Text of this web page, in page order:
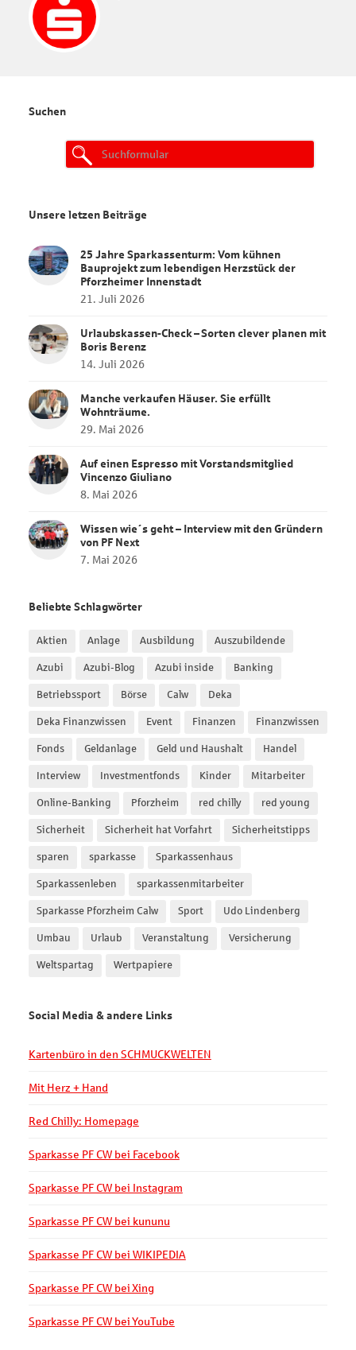
Suchen
Search
Unsere letzen Beiträge
25 Jahre Sparkassenturm: Vom kühnen
Bauprojekt zum lebendigen Herzstück der
Pforzheimer Innenstadt
21. Juli 2026
Urlaubskassen‑Check – Sorten clever planen mit
Boris Berenz
14. Juli 2026
Manche verkaufen Häuser. Sie erfüllt
Wohnträume.
29. Mai 2026
Auf einen Espresso mit Vorstandsmitglied
Vincenzo Giuliano
8. Mai 2026
Wissen wie´s geht – Interview mit den Gründern
von PF Next
7. Mai 2026
Beliebte Schlagwörter
Aktien Anlage Ausbildung Auszubildende
Azubi Azubi-Blog Azubi inside Banking
Betriebssport Börse Calw Deka
Deka Finanzwissen Event Finanzen Finanzwissen
Fonds Geldanlage Geld und Haushalt Handel
Interview Investmentfonds Kinder Mitarbeiter
Online-Banking Pforzheim red chilly red young
Sicherheit Sicherheit hat Vorfahrt Sicherheitstipps
sparen sparkasse Sparkassenhaus
Sparkassenleben sparkassenmitarbeiter
Sparkasse Pforzheim Calw Sport Udo Lindenberg
Umbau Urlaub Veranstaltung Versicherung
Weltspartag Wertpapiere
Social Media & andere Links
Kartenbüro in den SCHMUCKWELTEN
Mit Herz + Hand
Red Chilly: Homepage
Sparkasse PF CW bei Facebook
Sparkasse PF CW bei Instagram
Sparkasse PF CW bei kununu
Sparkasse PF CW bei WIKIPEDIA
Sparkasse PF CW bei Xing
Sparkasse PF CW bei YouTube